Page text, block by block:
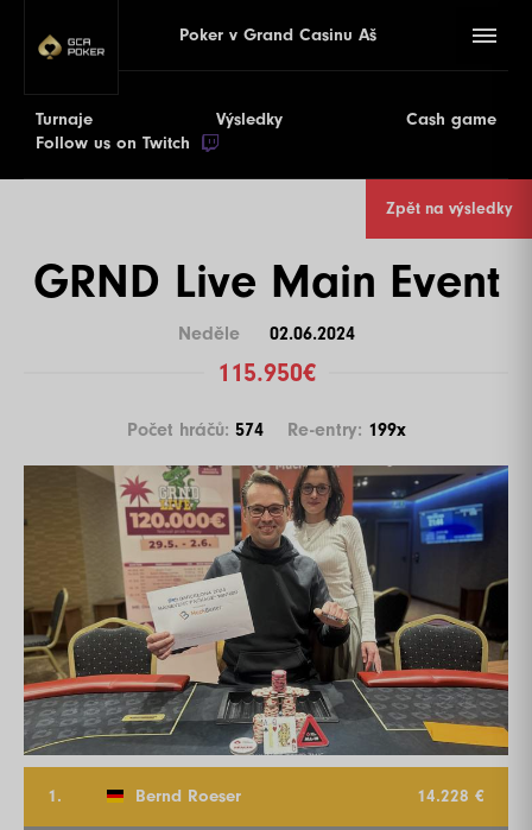
Poker v Grand Casinu Aš
Turnaje Výsledky
Cash game
Follow us on Twitch
GRND Live Main Event
Zpět na výsledky
Neděle 02.06.2024
115.950€
Počet hráčů: 574 Re-entry: 199x
1. Bernd Roeser 14.228 €